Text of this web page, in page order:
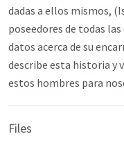
dadas a ellos mismos,
poseedores de todas
datos acerca de su
describe esta historia y
estos hombres para
Files